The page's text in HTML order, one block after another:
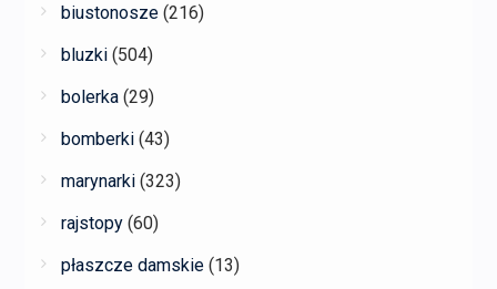
biustonosze (216)
bluzki (504)
bolerka (29)
bomberki (43)
marynarki (323)
rajstopy (60)
płaszcze damskie (13)